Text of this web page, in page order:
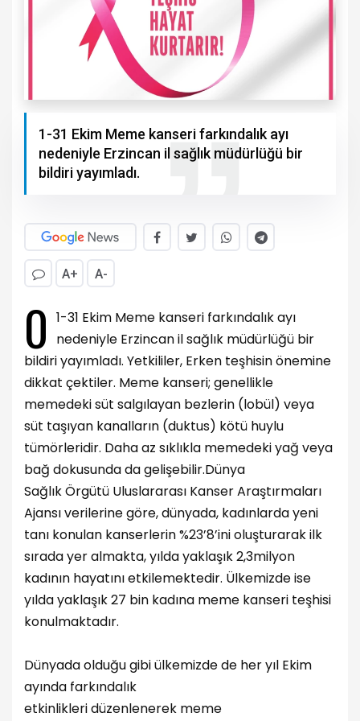
1-31 Ekim Meme kanseri farkındalık ayı
nedeniyle Erzincan il sağlık müdürlüğü bir
bildiri yayımladı.
A+ A-
0 1-31 Ekim Meme kanseri farkındalık ayı
nedeniyle Erzincan il sağlık müdürlüğü bir
bildiri yayımladı. Yetkililer, Erken teşhisin önemine
dikkat çektiler. Meme kanseri; genellikle
memedeki süt salgılayan bezlerin (lobül) veya
süt taşıyan kanalların (duktus) kötü huylu
tümörleridir. Daha az sıklıkla memedeki yağ veya
bağ dokusunda da gelişebilir.Dünya
Sağlık Örgütü Uluslararası Kanser Araştırmaları
Ajansı verilerine göre, dünyada, kadınlarda yeni
tanı konulan kanserlerin %23’8’ini oluşturarak ilk
sırada yer almakta, yılda yaklaşık 2,3milyon
kadının hayatını etkilemektedir. Ülkemizde ise
yılda yaklaşık 27 bin kadına meme kanseri teşhisi
konulmaktadır.
Dünyada olduğu gibi ülkemizde de her yıl Ekim
ayında farkındalık
etkinlikleri düzenlenerek meme